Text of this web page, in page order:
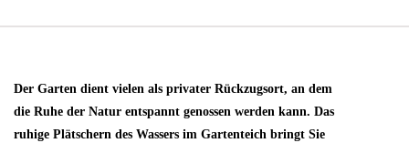
Der Garten dient vielen als privater Rückzugsort, an dem
die Ruhe der Natur entspannt genossen werden kann. Das
ruhige Plätschern des Wassers im Gartenteich bringt Sie